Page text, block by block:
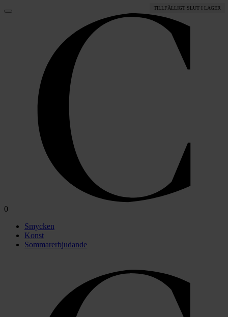
0
Smycken
Konst
Sommarerbjudande
FÅ ANTAL KVAR
TILLFÄLLIGT SLUT I LAGER